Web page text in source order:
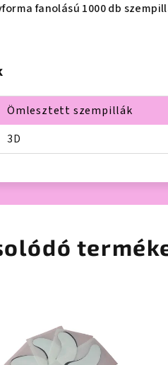
fanolású 1000 db
Ömlesztett szempillák
3D